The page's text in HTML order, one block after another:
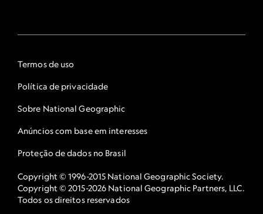
Termos de uso
Política de privacidade
Sobre National Geographic
Anúncios com base em interesses
Proteção de dados no Brasil
Copyright © 1996-2015 National Geographic Society.
Copyright © 2015-2026 National Geographic Partners, LLC.
Todos os direitos reservados